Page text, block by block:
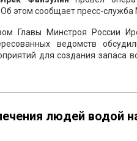
этом сообщает пресс-служба
Главы Минстроя России
ведомств
для создания
людей водой